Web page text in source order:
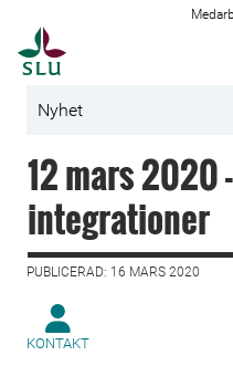
Nyhet
12 mars 2020
integrationer
PUBLICERAD: 16 MARS 2020
KONTAKT